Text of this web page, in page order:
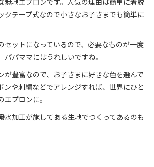
クテープ式なので小さなお子さまでも簡単に
セットになっているので、必要なものが一度
パパママにはうれしいですね。
が豊富なので、お子さまに好きな色を選んで
ンや刺繍などでアレンジすれば、世界にひと
プロンに。
水加工が施してある生地でつくってあるのも